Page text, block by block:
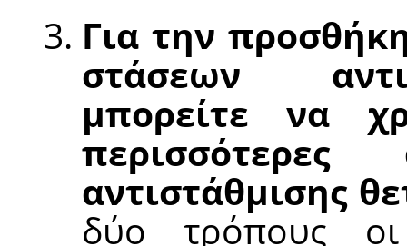
Για την
στάσεων
μπορείτε να
αντιστάθμισης
δύο τρόπους